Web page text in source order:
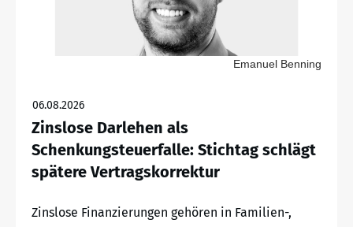
Emanuel Benning
06.08.2026
Zinslose Darlehen als
Schenkungsteuerfalle: Stichtag schlägt
spätere Vertragskorrektur
Zinslose Finanzierungen gehören in Familien-,